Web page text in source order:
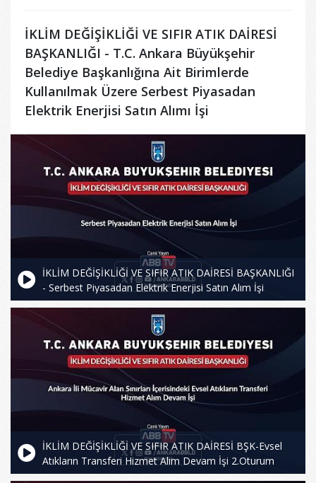
İKLİM DEĞİŞİKLİĞİ VE SIFIR ATIK DAİRESİ
BAŞKANLIĞI - T.C. Ankara Büyükşehir
Belediye Başkanlığına Ait Birimlerde
Kullanılmak Üzere Serbest Piyasadan
Elektrik Enerjisi Satın Alımı İşi
İKLİM DEĞİŞİKLİĞİ VE SIFIR ATIK DAİRESİ BAŞKANLIĞI
- Serbest Piyasadan Elektrik Enerjisi Satın Alım İşi
İKLİM DEĞİŞİKLİĞİ VE SIFIR ATIK DAİRESİ BŞK-Evsel
Atıkların Transferi Hizmet Alım Devam İşi 2.Oturum